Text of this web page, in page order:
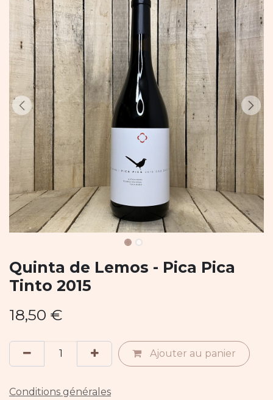
Quinta de Lemos - Pica Pica
Tinto 2015
18,50 €
Ajouter au panier
Conditions générales